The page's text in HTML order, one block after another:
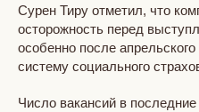
Сурен Тиру отметил, что
осторожность перед
особенно после
систему социального
Число вакансий в